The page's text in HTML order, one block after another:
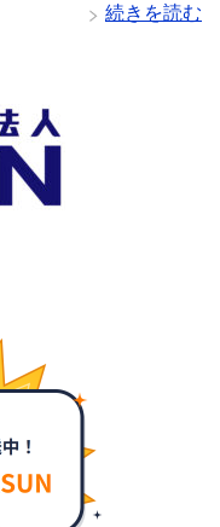
続きを読む